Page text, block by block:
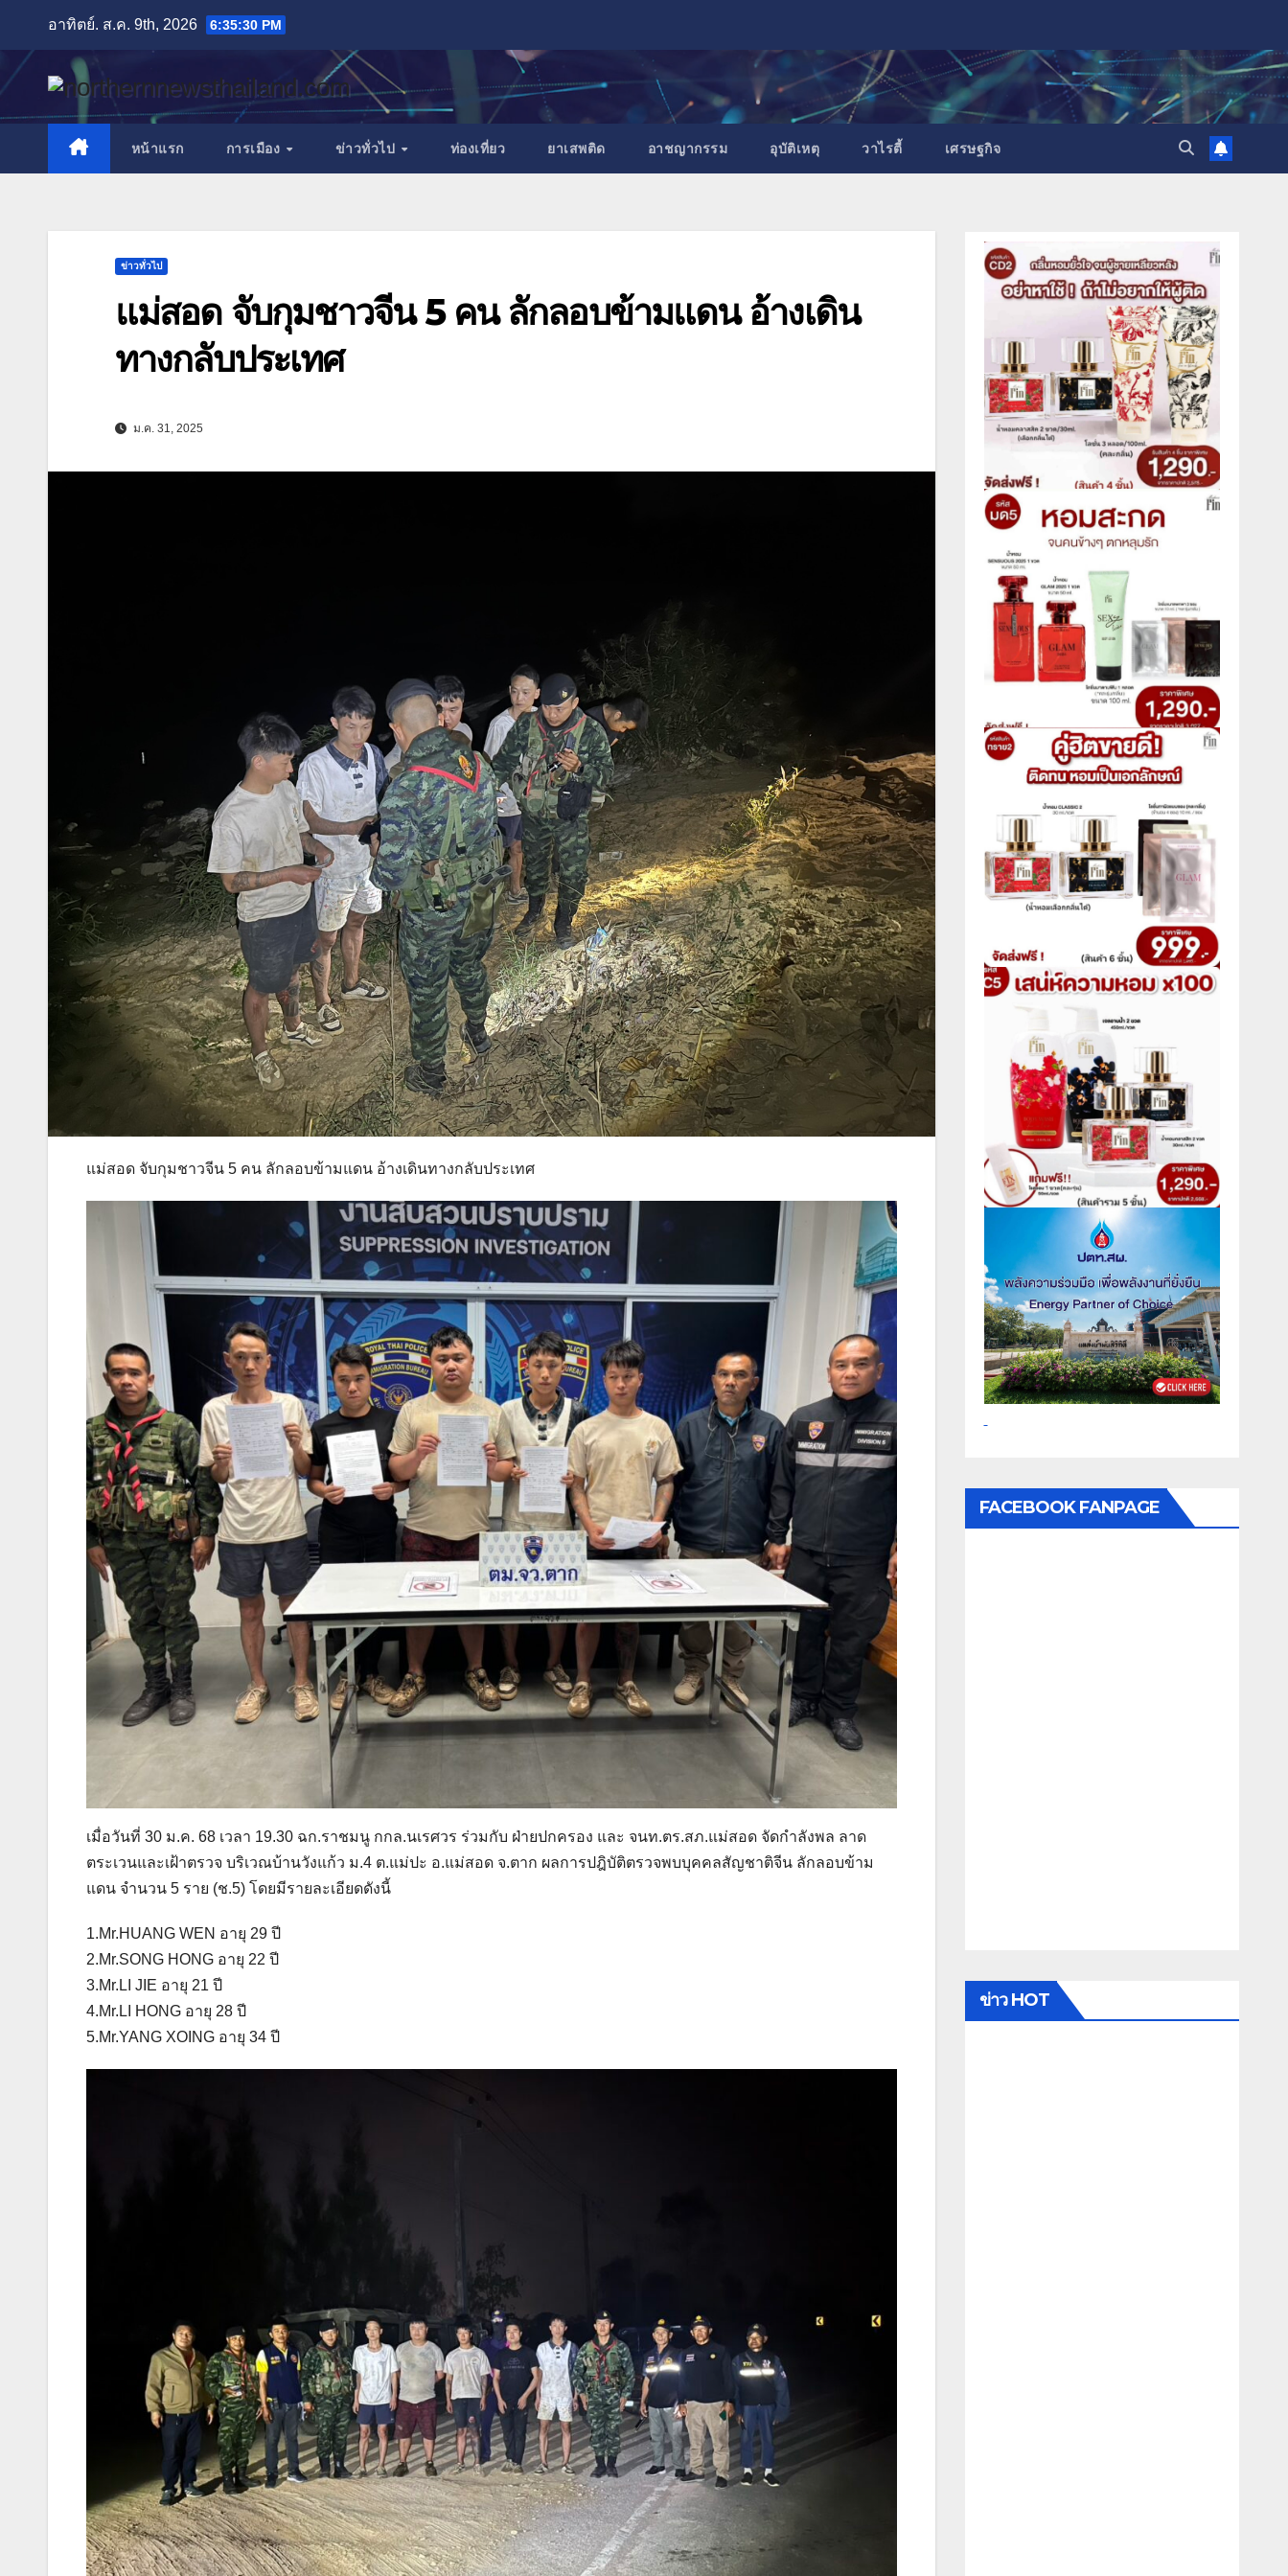
content
อาทิตย์. ส.ค. 9th, 2026 6:35:32 PM
หน้าแรก การเมือง ข่าวทั่วไป ท่องเที่ยว ยาเสพติด อาชญากรรม อุบัติเหตุ วาไรตี้ เศรษฐกิจ
ข่าวทั่วไป
แม่สอด จับกุมชาวจีน 5 คน ลักลอบข้ามแดน อ้างเดิน
ทางกลับประเทศ
ม.ค. 31, 2025
แม่สอด จับกุมชาวจีน 5 คน ลักลอบข้ามแดน อ้างเดินทางกลับประเทศ
เมื่อวันที่ 30 ม.ค. 68 เวลา 19.30 ฉก.ราชมนู กกล.นเรศวร ร่วมกับ ฝ่ายปกครอง และ จนท.ตร.สภ.แม่สอด จัดกำลังพล ลาด
ตระเวนและเฝ้าตรวจ บริเวณบ้านวังแก้ว ม.4 ต.แม่ปะ อ.แม่สอด จ.ตาก ผลการปฎิบัติตรวจพบบุคคลสัญชาติจีน ลักลอบข้าม
แดน จำนวน 5 ราย (ช.5) โดยมีรายละเอียดดังนี้
1.Mr.HUANG WEN อายุ 29 ปี
2.Mr.SONG HONG อายุ 22 ปี
3.Mr.LI JIE อายุ 21 ปี
4.Mr.LI HONG อายุ 28 ปี
5.Mr.YANG XOING อายุ 34 ปี
FACEBOOK FANPAGE
ข่าว HOT